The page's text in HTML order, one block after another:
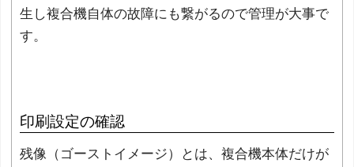
生し複合機自体の故障にも繋がるので管理が大事で
す。
印刷設定の確認
残像（ゴーストイメージ）とは、複合機本体だけが